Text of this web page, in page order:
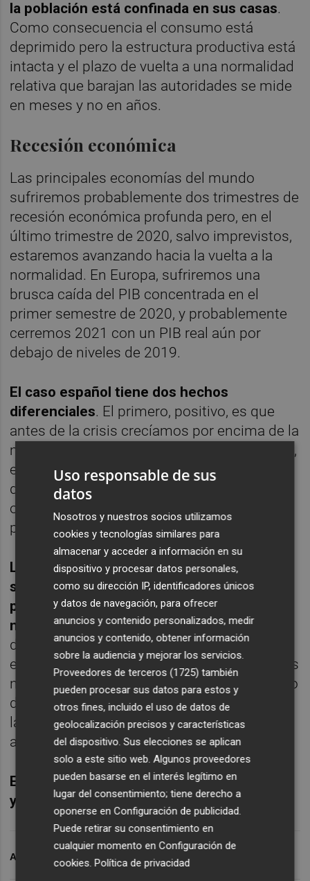
la población está confinada en sus casas.
Como consecuencia el consumo está
deprimido pero la estructura productiva está
intacta y el plazo de vuelta a una normalidad
relativa que barajan las autoridades se mide
en meses y no en años.
Recesión económica
Las principales economías del mundo
sufriremos probablemente dos trimestres de
recesión económica profunda pero, en el
último trimestre de 2020, salvo imprevistos,
estaremos avanzando hacia la vuelta a la
normalidad. En Europa, sufriremos una
brusca caída del PIB concentrada en el
primer semestre de 2020, y probablemente
cerremos 2021 con un PIB real aún por
debajo de niveles de 2019.
El caso español tiene dos hechos
diferenciales. El primero, positivo, es que
antes de la crisis crecíamos por encima de la
media de la eurozona y el segundo, negativo,
es que el PIB español es fuertemente
dependiente de sectores como el turismo y
otros servicios que serán los más afectados
por la pandemia.
Los gobiernos y bancos centrales son -y
serán sin duda- colaboradores necesarios
para hacer posible una rápida vuelta a la
normalidad. Pero no nos engañemos: la red
de seguridad que estas autoridades han
extendido en torno a empresas y ciudadanos
no nos va a salir gratis, está tejida con dinero
de los contribuyentes presentes y futuros, y
la iremos pagando a plazos en los próximos
años.
Eustaquio Arrimadas es director Comercial
y de Marketing de Santalucía AM
ARCHIVADO EN GUERRA CORONAVIRUS
Uso responsable de sus
datos
Nosotros y nuestros socios utilizamos
cookies y tecnologías similares para
almacenar y acceder a información en su
dispositivo y procesar datos personales,
como su dirección IP, identificadores únicos
y datos de navegación, para ofrecer
anuncios y contenido personalizados, medir
anuncios y contenido, obtener información
sobre la audiencia y mejorar los servicios.
Proveedores de terceros (1725) también
pueden procesar sus datos para estos y
otros fines, incluido el uso de datos de
geolocalización precisos y características
del dispositivo. Sus elecciones se aplican
solo a este sitio web. Algunos proveedores
pueden basarse en el interés legítimo en
lugar del consentimiento; tiene derecho a
oponerse enConfiguración de publicidad
Puede retirar su consentimiento en
cualquier momento enConfiguración de
cookies .Política de privacidad